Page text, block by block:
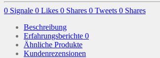
0 Signale 0 Likes 0 Shares 0 Tweets 0 Shares
Beschreibung
Erfahrungsberichte 0
Ähnliche Produkte
Kundenrezensionen